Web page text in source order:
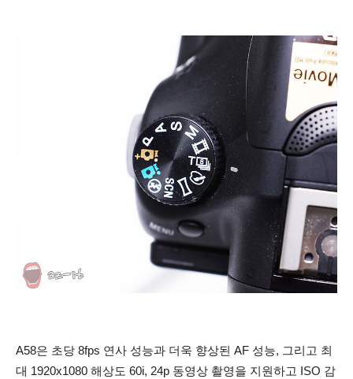
A58은 초당 8fps 연사 성능과 더욱 향상된 AF 성능, 그리고 최
대 1920x1080 해상도 60i, 24p 동영상 촬영을 지원하고 ISO 감